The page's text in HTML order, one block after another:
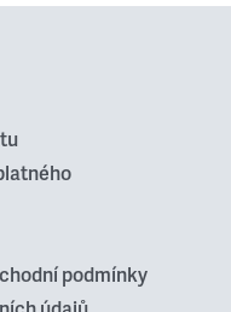
podmínky